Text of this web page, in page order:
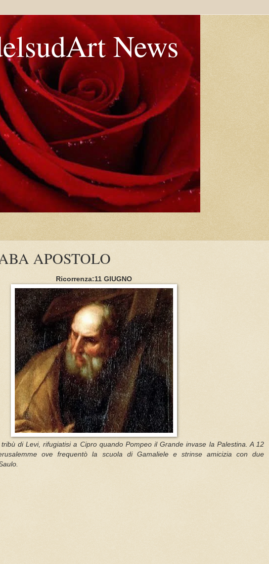
News
APOSTOLO
Ricorrenza:11 GIUGNO
di Levi, rifugiatisi a Cipro quando Pompeo il Grande invase la Palestina. A 12
ove frequentò la scuola di Gamaliele e strinse amicizia con due